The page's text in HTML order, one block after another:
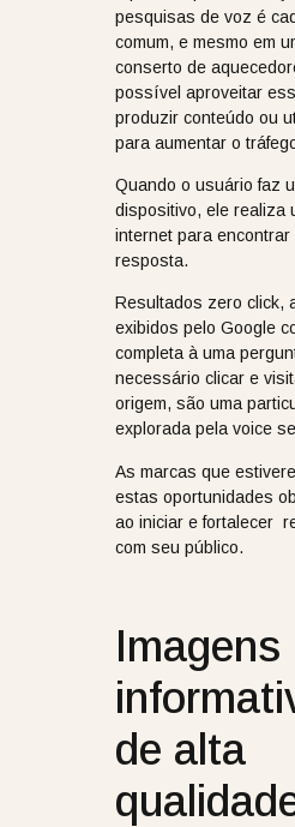
pesquisas de voz é
comum, e mesmo em
conserto de
possível aproveitar
produzir conteúdo ou
para aumentar o
Quando o usuário faz
dispositivo, ele realiza
internet para encontrar
resposta.
Resultados zero click,
exibidos pelo Google
completa à uma
necessário clicar e
origem, são uma
explorada pela voice
As marcas que
estas oportunidades
ao iniciar e fortalecer
com seu público.
Imagens
de alta